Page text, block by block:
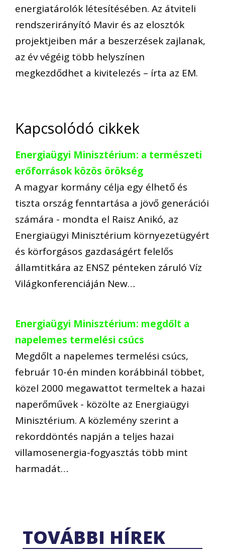
energiatárolók létesítésében. Az átviteli
rendszerirányító Mavir és az elosztók
projektjeiben már a beszerzések zajlanak,
az év végéig több helyszínen
megkezdődhet a kivitelezés – írta az EM.
Kapcsolódó cikkek
Energiaügyi Minisztérium: a természeti
erőforrások közös örökség
A magyar kormány célja egy élhető és
tiszta ország fenntartása a jövő generációi
számára - mondta el Raisz Anikó, az
Energiaügyi Minisztérium környezetügyért
és körforgásos gazdaságért felelős
államtitkára az ENSZ pénteken záruló Víz
Világkonferenciáján New…
Energiaügyi Minisztérium: megdőlt a
napelemes termelési csúcs
Megdőlt a napelemes termelési csúcs,
február 10-én minden korábbinál többet,
közel 2000 megawattot termeltek a hazai
naperőművek - közölte az Energiaügyi
Minisztérium. A közlemény szerint a
rekorddöntés napján a teljes hazai
villamosenergia-fogyasztás több mint
harmadát…
TOVÁBBI HÍREK